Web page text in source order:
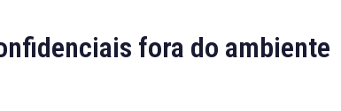
fora do ambiente